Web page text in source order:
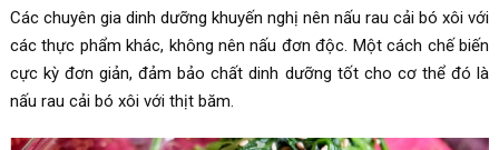
Các chuyên gia dinh dưỡng khuyến nghị nên nấu rau cải bó xôi với
các thực phẩm khác, không nên nấu đơn độc. Một cách chế biến
cực kỳ đơn giản, đảm bảo chất dinh dưỡng tốt cho cơ thể đó là
nấu rau cải bó xôi với thịt băm.